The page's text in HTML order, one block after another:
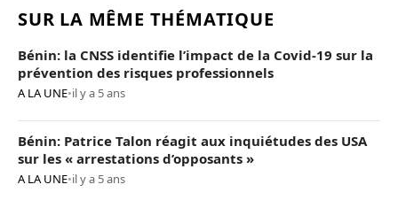
SUR LA MÊME THÉMATIQUE
Bénin: la CNSS identifie l’impact de la Covid-19 sur la
prévention des risques professionnels
A LA UNE•il y a 5 ans
Bénin: Patrice Talon réagit aux inquiétudes des USA
sur les « arrestations d’opposants »
A LA UNE•il y a 5 ans